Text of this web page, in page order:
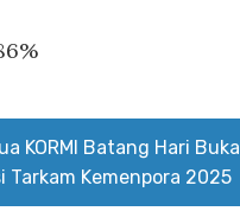
KORMI Batang Hari Buka
Tarkam Kemenpora 2025